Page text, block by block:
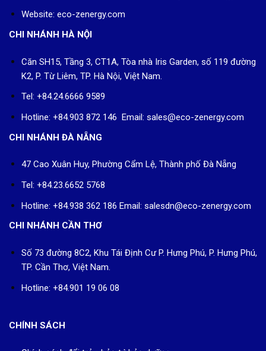
Website: eco-zenergy.com
CHI NHÁNH HÀ NỘI
Căn SH15, Tầng 3, CT1A, Tòa nhà Iris Garden, số 119 đường
K2, P. Từ Liêm, TP. Hà Nội, Việt Nam.
Tel: +84.24.6666 9589
Hotline: +84.903 872 146 Email: sales@eco-zenergy.com
CHI NHÁNH ĐÀ NẴNG
47 Cao Xuân Huy, Phường Cẩm Lệ, Thành phố Đà Nẵng
Tel: +84.23.6652 5768
Hotline: +84.938 362 186 Email: salesdn@eco-zenergy.com
CHI NHÁNH CẦN THƠ
Số 73 đường 8C2, Khu Tái Định Cư P. Hưng Phú, P. Hưng Phú,
TP. Cần Thơ, Việt Nam.
Hotline: +84.901 19 06 08
CHÍNH SÁCH